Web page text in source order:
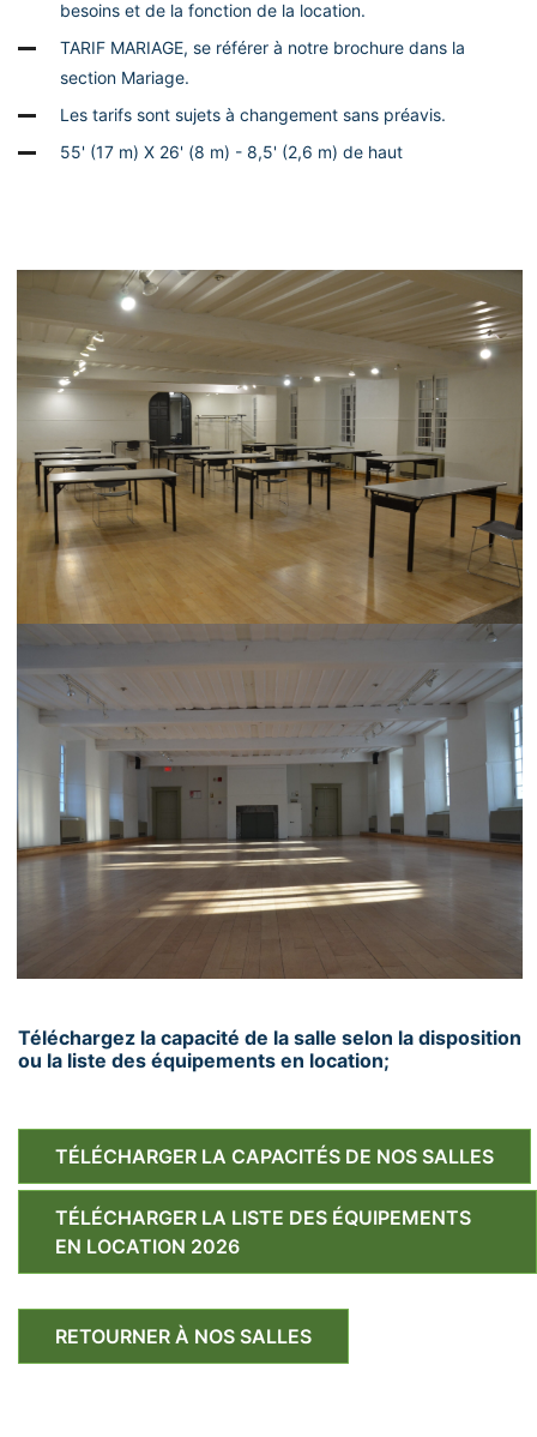
besoins et de la fonction de la location.
TARIF MARIAGE, se référer à notre brochure dans la
section Mariage.
Les tarifs sont sujets à changement sans préavis.
55' (17 m) X 26' (8 m) - 8,5' (2,6 m) de haut
Téléchargez la capacité de la salle selon la disposition
ou la liste des équipements en location;
TÉLÉCHARGER LA CAPACITÉS DE NOS SALLES
TÉLÉCHARGER LA LISTE DES ÉQUIPEMENTS
EN LOCATION 2026
RETOURNER À NOS SALLES